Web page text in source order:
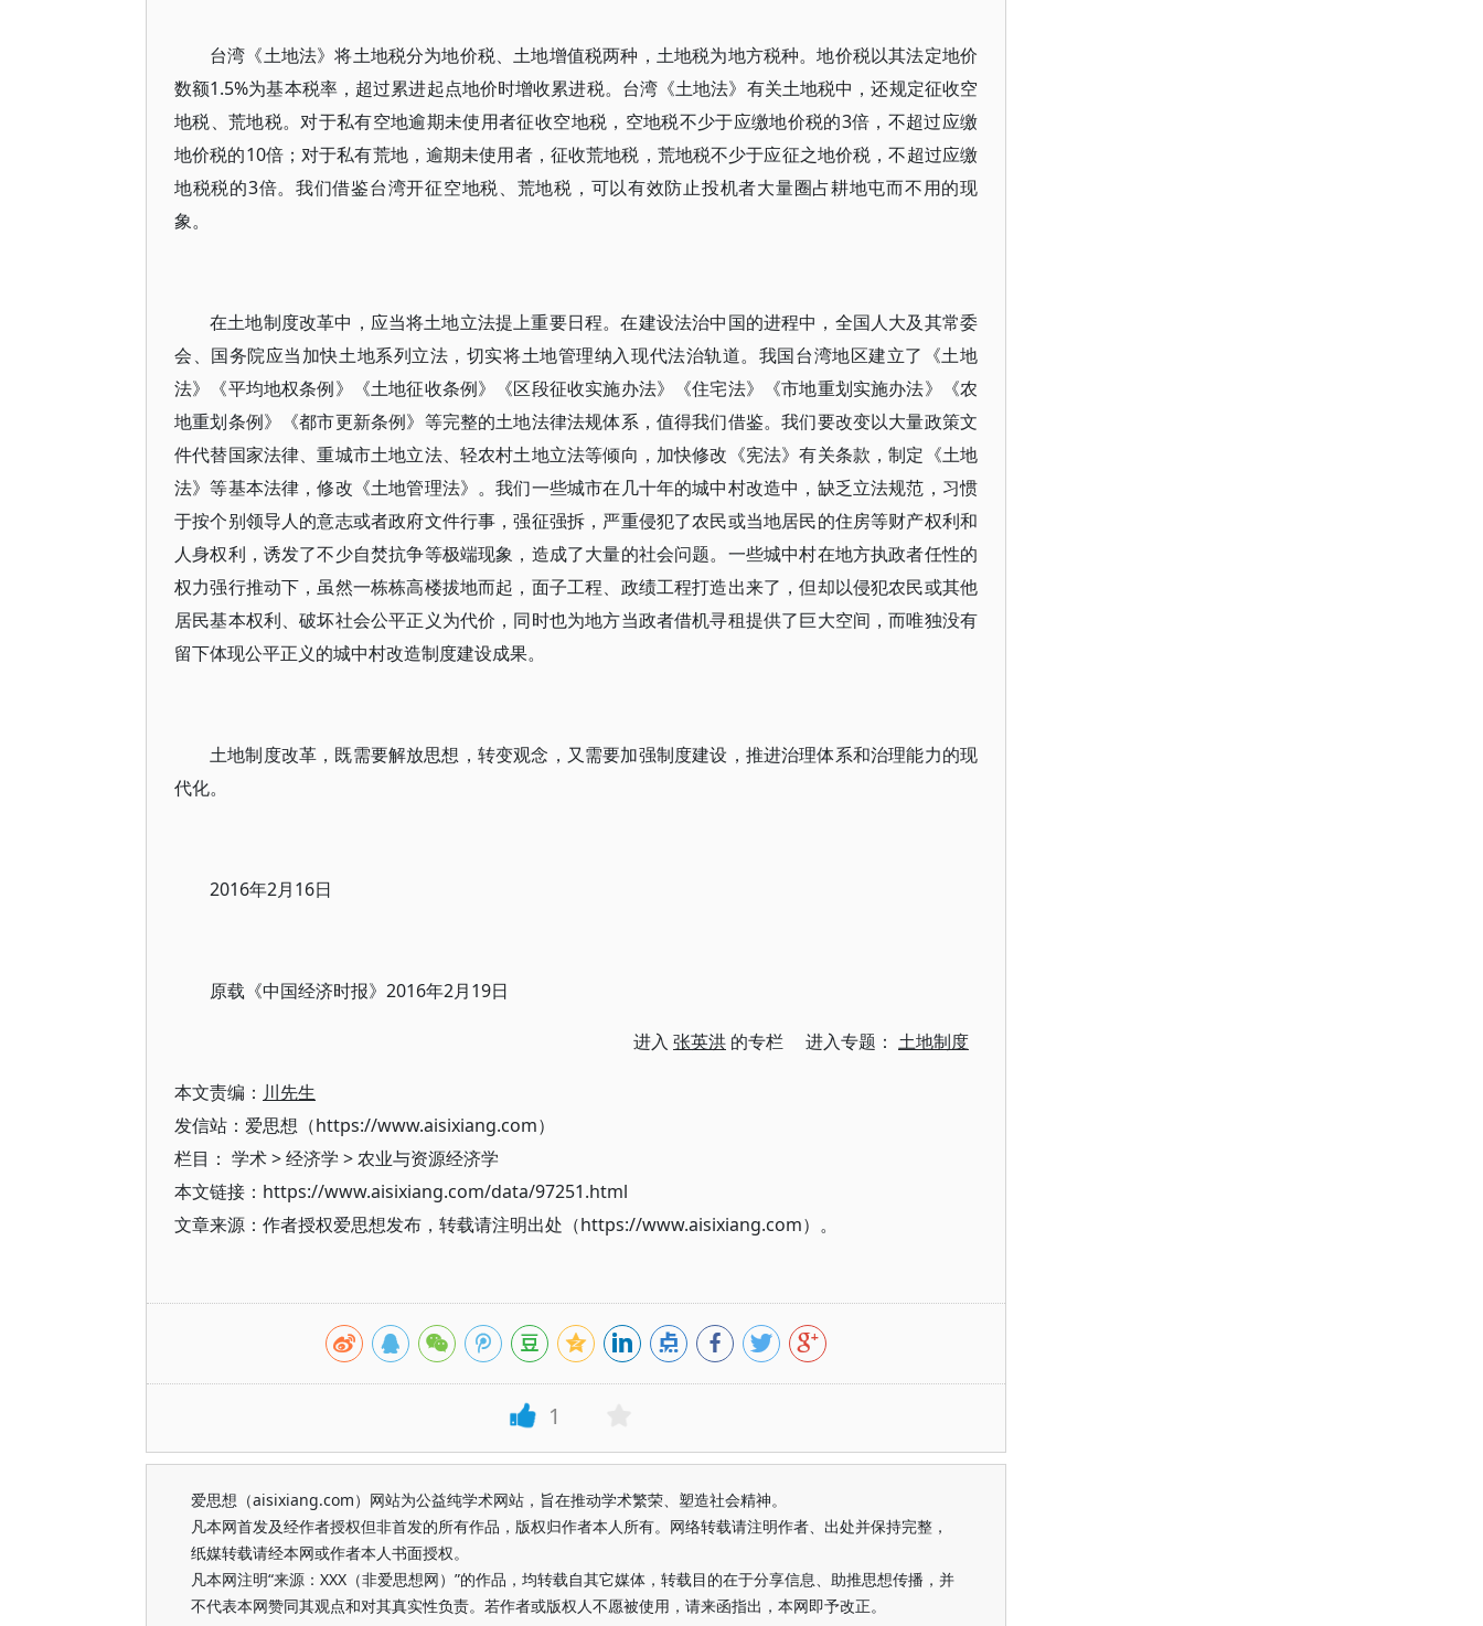
台湾《土地法》将土地税分为地价税、土地增值税两种，土地税为地方税种。地价税以其法定地价
数额1.5%为基本税率，超过累进起点地价时增收累进税。台湾《土地法》有关土地税中，还规定征收空
地税、荒地税。对于私有空地逾期未使用者征收空地税，空地税不少于应缴地价税的3倍，不超过应缴
地价税的10倍；对于私有荒地，逾期未使用者，征收荒地税，荒地税不少于应征之地价税，不超过应缴
地税税的3倍。我们借鉴台湾开征空地税、荒地税，可以有效防止投机者大量圈占耕地屯而不用的现
象。
在土地制度改革中，应当将土地立法提上重要日程。在建设法治中国的进程中，全国人大及其常委
会、国务院应当加快土地系列立法，切实将土地管理纳入现代法治轨道。我国台湾地区建立了《土地
法》《平均地权条例》《土地征收条例》《区段征收实施办法》《住宅法》《市地重划实施办法》《农
地重划条例》《都市更新条例》等完整的土地法律法规体系，值得我们借鉴。我们要改变以大量政策文
件代替国家法律、重城市土地立法、轻农村土地立法等倾向，加快修改《宪法》有关条款，制定《土地
法》等基本法律，修改《土地管理法》。我们一些城市在几十年的城中村改造中，缺乏立法规范，习惯
于按个别领导人的意志或者政府文件行事，强征强拆，严重侵犯了农民或当地居民的住房等财产权利和
人身权利，诱发了不少自焚抗争等极端现象，造成了大量的社会问题。一些城中村在地方执政者任性的
权力强行推动下，虽然一栋栋高楼拔地而起，面子工程、政绩工程打造出来了，但却以侵犯农民或其他
居民基本权利、破坏社会公平正义为代价，同时也为地方当政者借机寻租提供了巨大空间，而唯独没有
留下体现公平正义的城中村改造制度建设成果。
土地制度改革，既需要解放思想，转变观念，又需要加强制度建设，推进治理体系和治理能力的现
代化。
2016年2月16日
原载《中国经济时报》2016年2月19日
进入 张英洪 的专栏 进入专题： 土地制度
本文责编： 川先生
发信站：爱思想（https://www.aisixiang.com）
栏目： 学术>经济学 >农业与资源经济学
本文链接：https://www.aisixiang.com/data/97251.html
文章来源：作者授权爱思想发布，转载请注明出处（https://www.aisixiang.com）。
1
爱思想（aisixiang.com）网站为公益纯学术网站，旨在推动学术繁荣、塑造社会精神。
凡本网首发及经作者授权但非首发的所有作品，版权归作者本人所有。网络转载请注明作者、出处并保持完整，
纸媒转载请经本网或作者本人书面授权。
凡本网注明“来源：XXX（非爱思想网）”的作品，均转载自其它媒体，转载目的在于分享信息、助推思想传播，并
不代表本网赞同其观点和对其真实性负责。若作者或版权人不愿被使用，请来函指出，本网即予改正。